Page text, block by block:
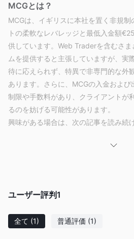
MCGとは？
MCGは、イギリスに本社を置く非規
トの柔軟なレバレッジと最低入金額
供しています。Web Traderを含むさ
ムを提供すると主張していますが、実
待に応えられず、特異で非専門的な外
あります。さらに、MCGの入金および
制限や手数料があり、クライアントが
るのを妨げる可能性があります。
興味がある場合は、次の記事を読み続
す。記事の最後には、ブローカーの主
- さまざまな口座タイプ：MCGは、異
トレーダーは自分の財務能力と取引ニ
ユーザー評判1
全て (1) 普通評価 (1)